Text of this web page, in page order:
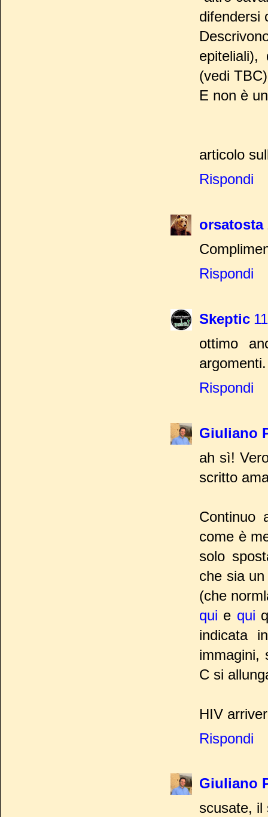
difendersi
(vedi
E non è
articolo
Rispondi
orsatosta
Rispondi
Skeptic
ottimo
argomenti.
Rispondi
Giuliano
ah sì!
scritto
Continuo
come è
solo
che sia
(che
qui e qui
indicata
immagini,
C si
HIV
Rispondi
Giuliano
scusate,